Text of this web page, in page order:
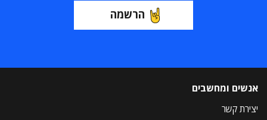
הרשמה
אנשים ומחשבים
יצירת קשר